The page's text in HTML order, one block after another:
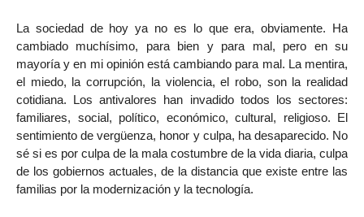
La sociedad de hoy ya no es lo que era, obviamente. Ha
cambiado muchísimo, para bien y para mal, pero en su
mayoría y en mi opinión está cambiando para mal. La mentira,
el miedo, la corrupción, la violencia, el robo, son la realidad
cotidiana. Los antivalores han invadido todos los sectores:
familiares, social, político, económico, cultural, religioso. El
sentimiento de vergüenza, honor y culpa, ha desaparecido. No
sé si es por culpa de la mala costumbre de la vida diaria, culpa
de los gobiernos actuales, de la distancia que existe entre las
familias por la modernización y la tecnología.